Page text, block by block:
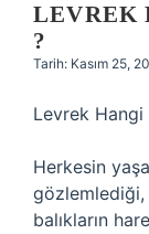
Hakkımızda
LEVREK
?
Tarih: Kasım 25,
Levrek Hangi
Herkesin
gözlemlediği,
balıkların